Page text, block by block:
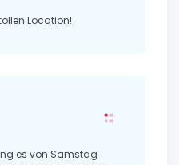
Location!
es von Samstag